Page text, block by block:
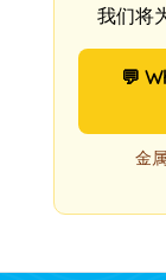
我们将
💬
金